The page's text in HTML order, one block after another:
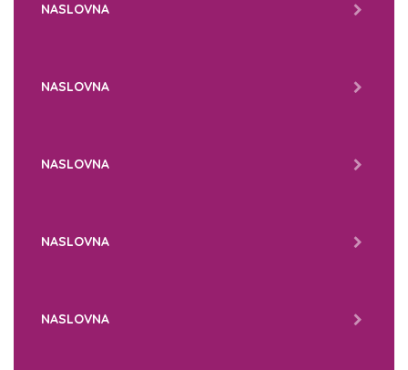
NASLOVNA
NASLOVNA
NASLOVNA
NASLOVNA
NASLOVNA